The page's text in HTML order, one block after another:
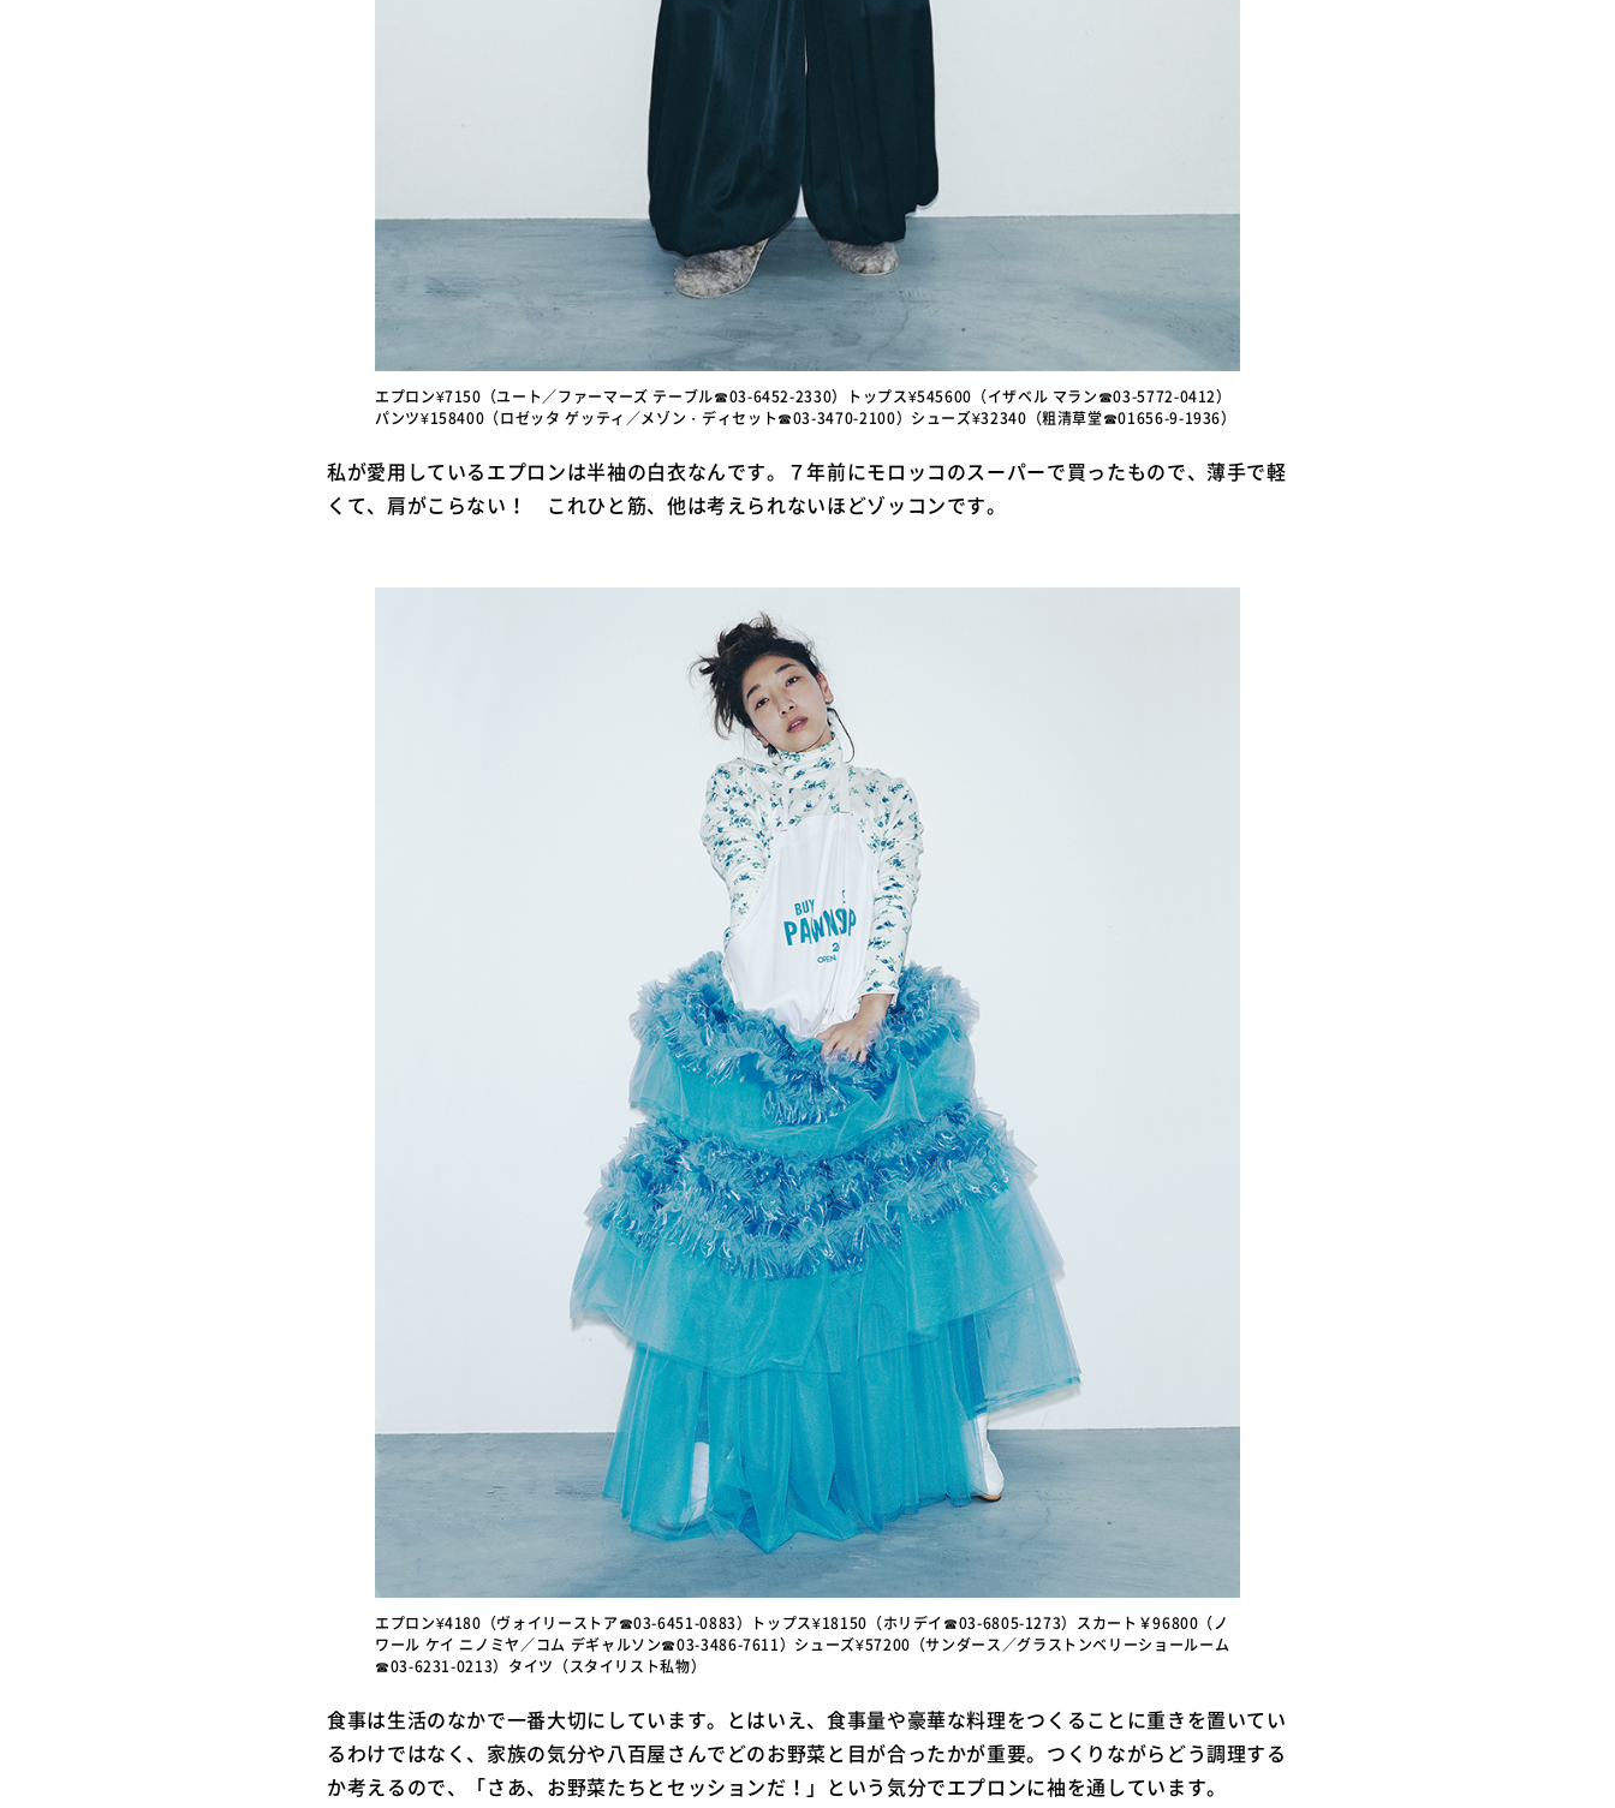
エプロン¥7150（ユート／ファーマーズ テーブル☎03-6452-2330）トップス¥545600（イザベル マラン☎03-5772-0412）
パンツ¥158400（ロゼッタ ゲッティ／メゾン・ディセット☎03-3470-2100）シューズ¥32340（粗清草堂☎01656-9-1936）
私が愛用しているエプロンは半袖の白衣なんです。７年前にモロッコのスーパーで買ったもので、薄手で軽
くて、肩がこらない！ これひと筋、他は考えられないほどゾッコンです。
エプロン¥4180（ヴォイリーストア☎03-6451-0883）トップス¥18150（ホリデイ☎03-6805-1273）スカート￥96800（ノ
ワール ケイ ニノミヤ／コム デギャルソン☎03-3486-7611）シューズ¥57200（サンダース／グラストンベリーショールーム
☎03-6231-0213）タイツ（スタイリスト私物）
食事は生活のなかで一番大切にしています。とはいえ、食事量や豪華な料理をつくることに重きを置いてい
るわけではなく、家族の気分や八百屋さんでどのお野菜と目が合ったかが重要。つくりながらどう調理する
か考えるので、「さあ、お野菜たちとセッションだ！」という気分でエプロンに袖を通しています。